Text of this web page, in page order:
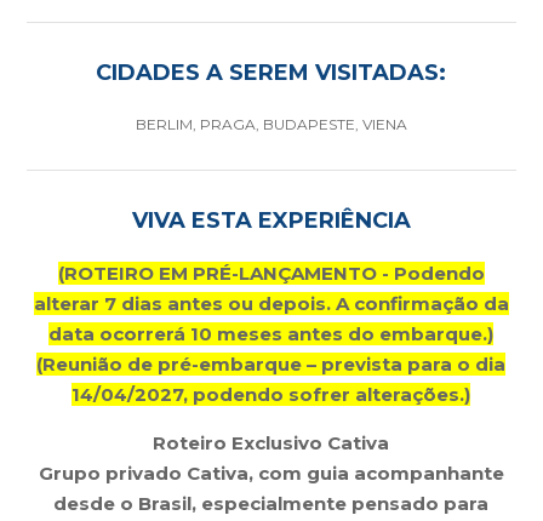
CIDADES A SEREM VISITADAS:
BERLIM, PRAGA, BUDAPESTE, VIENA
VIVA ESTA EXPERIÊNCIA
(ROTEIRO EM PRÉ-LANÇAMENTO - Podendo
alterar 7 dias antes ou depois. A confirmação da
data ocorrerá 10 meses antes do embarque.)
(Reunião de pré-embarque – prevista para o dia
14/04/2027, podendo sofrer alterações.)
Roteiro Exclusivo Cativa
Grupo privado Cativa, com guia acompanhante
desde o Brasil, especialmente pensado para